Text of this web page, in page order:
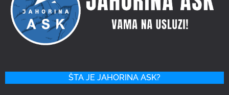
ŠTA JE JAHORINA ASK?